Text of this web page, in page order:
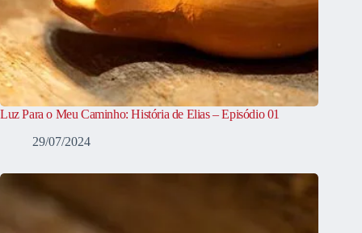
Luz Para o Meu Caminho: História de Elias – Episódio 01
29/07/2024